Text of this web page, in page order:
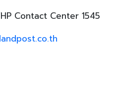
Contact Center 1545